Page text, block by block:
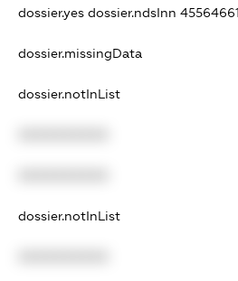
dossier.yes dossier.ndsInn
dossier.missingData
dossier.notInList
dossier.notInList